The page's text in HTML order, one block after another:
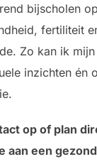
bijscholen
fertiliteit
Zo kan ik
inzichten én
op of plan
aan een